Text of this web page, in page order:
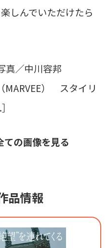
しんでいただけたら
／中川容邦
MARVEE） スタイリ
］
ての画像を見る
品情報